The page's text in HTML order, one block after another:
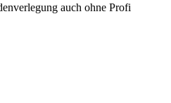
auch ohne Profi